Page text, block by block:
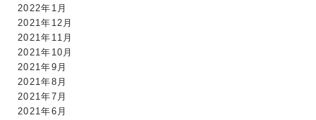
2022年1月
2021年12月
2021年11月
2021年10月
2021年9月
2021年8月
2021年7月
2021年6月